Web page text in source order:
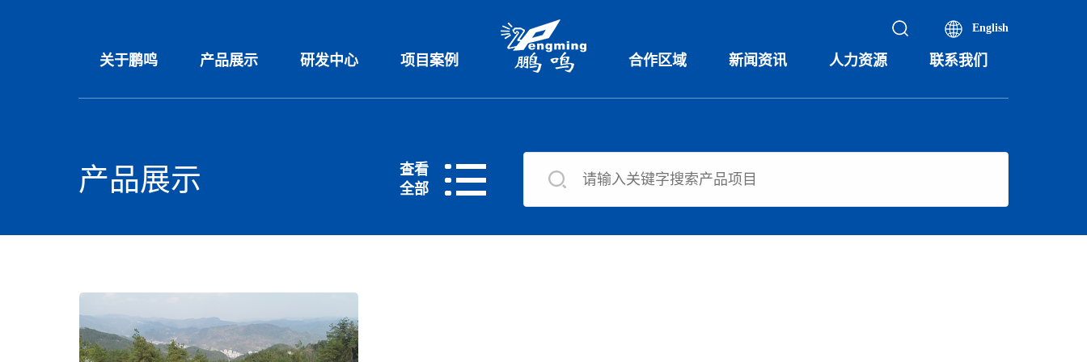
English
关于鹏鸣 产品展示 研发中心 项目案例 合作区域 新闻资讯 人力资源 联系我们
产品展示
查看
全部